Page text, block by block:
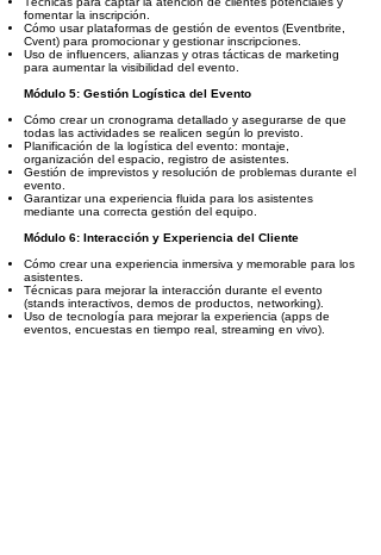
fomentar la inscripción.
Cómo usar plataformas de gestión de eventos (Eventbrite,
Cvent) para promocionar y gestionar inscripciones.
Uso de influencers, alianzas y otras tácticas de marketing
para aumentar la visibilidad del evento.
Módulo 5: Gestión Logística del Evento
Cómo crear un cronograma detallado y asegurarse de que
todas las actividades se realicen según lo previsto.
Planificación de la logística del evento: montaje,
organización del espacio, registro de asistentes.
Gestión de imprevistos y resolución de problemas durante el
evento.
Garantizar una experiencia fluida para los asistentes
mediante una correcta gestión del equipo.
Módulo 6: Interacción y Experiencia del Cliente
Cómo crear una experiencia inmersiva y memorable para los
asistentes.
Técnicas para mejorar la interacción durante el evento
(stands interactivos, demos de productos, networking).
Uso de tecnología para mejorar la experiencia (apps de
eventos, encuestas en tiempo real, streaming en vivo).